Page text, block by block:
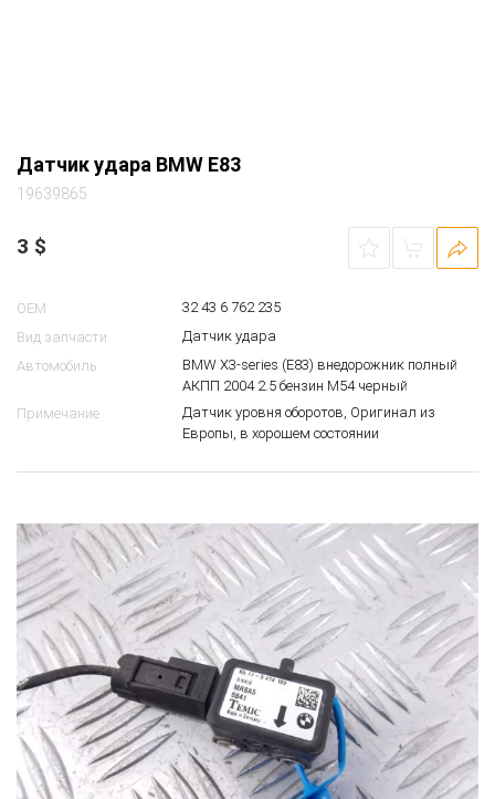
Датчик удара BMW E83
3 $
Вид запчасти
Датчик удара
BMW X3-series (E83) внедорожник полный